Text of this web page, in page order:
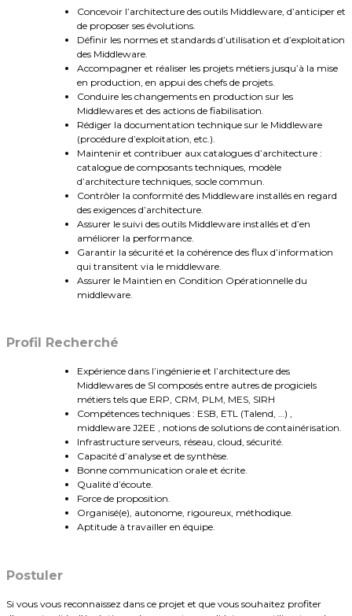
Concevoir l’architecture des outils Middleware, d’anticiper et
de proposer ses évolutions.
Définir les normes et standards d’utilisation et d’exploitation
des Middleware.
Accompagner et réaliser les projets métiers jusqu’à la mise
en production, en appui des chefs de projets.
Conduire les changements en production sur les
Middlewares et des actions de fiabilisation.
Rédiger la documentation technique sur le Middleware
(procédure d’exploitation, etc.).
Maintenir et contribuer aux catalogues d’architecture :
catalogue de composants techniques, modèle
d’architecture techniques, socle commun.
Contrôler la conformité des Middleware installés en regard
des exigences d’architecture.
Assurer le suivi des outils Middleware installés et d’en
améliorer la performance.
Garantir la sécurité et la cohérence des flux d’information
qui transitent via le middleware.
Assurer le Maintien en Condition Opérationnelle du
middleware.
Profil Recherché
Expérience dans l’ingénierie et l’architecture des
Middlewares de SI composés entre autres de progiciels
métiers tels que ERP, CRM, PLM, MES, SIRH
Compétences techniques : ESB, ETL (Talend, …) ,
middleware J2EE , notions de solutions de containérisation.
Infrastructure serveurs, réseau, cloud, sécurité.
Capacité d’analyse et de synthèse.
Bonne communication orale et écrite.
Qualité d’écoute.
Force de proposition.
Organisé(e), autonome, rigoureux, méthodique.
Aptitude à travailler en équipe.
Postuler
Si vous vous reconnaissez dans ce projet et que vous souhaitez profiter